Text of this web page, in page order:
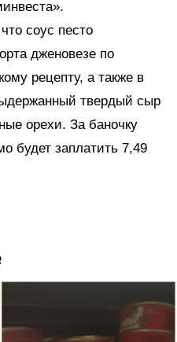
соус песто
дженовезе по
рецепту, а также в
твердый сыр
орехи. За баночку
будет заплатить 7,49